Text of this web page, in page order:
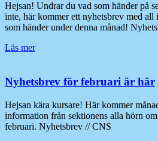
Hejsan! Undrar du vad som händer på
inte, här kommer ett nyhetsbrev med
som händer under denna månad!
Läs mer
Nyhetsbrev för februari är här
Hejsan kära kursare! Här kommer
information från sektionens alla hörn
februari. Nyhetsbrev // CNS